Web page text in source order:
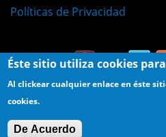
Políticas de Privacidad
Éste sitio utiliza cookies
Al clickear cualquier enlace en éste
cookies.
De Acuerdo